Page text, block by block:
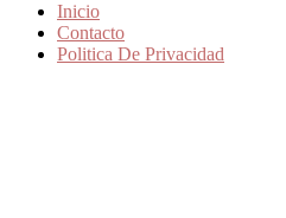
Inicio
Contacto
Politica De Privacidad